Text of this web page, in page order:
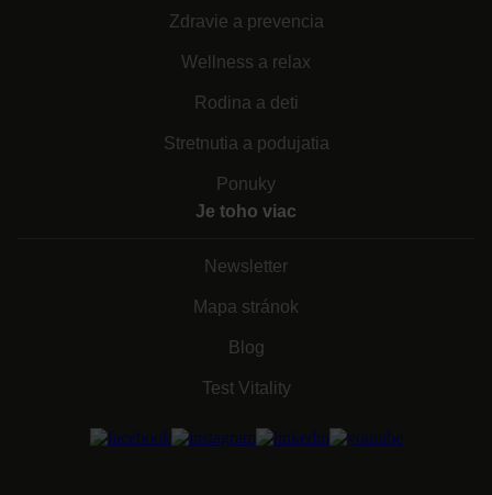
Zdravie a prevencia
Wellness a relax
Rodina a deti
Stretnutia a podujatia
Ponuky
Je toho viac
Newsletter
Mapa stránok
Blog
Test Vitality